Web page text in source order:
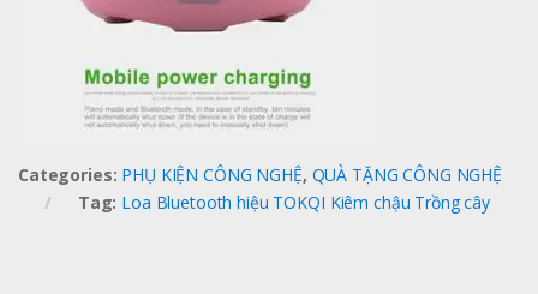
Categories: PHỤ KIỆN CÔNG NGHỆ, QUÀ TẶNG CÔNG NGHỆ
Tag: Loa Bluetooth hiệu TOKQI Kiêm chậu Trồng cây